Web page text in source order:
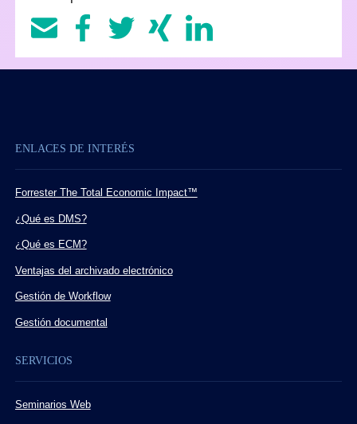
esta razón, es importante asegurarse de que las
responsabilidades y las funciones se asignan de
están cuidadosamente revisados.
ENLACES DE INTERÉS
Forrester The Total Economic Impact™
¿Qué es DMS?
¿Qué es ECM?
Ventajas del archivado electrónico
Gestión de Workflow
Gestión documental
SERVICIOS
Seminarios Web